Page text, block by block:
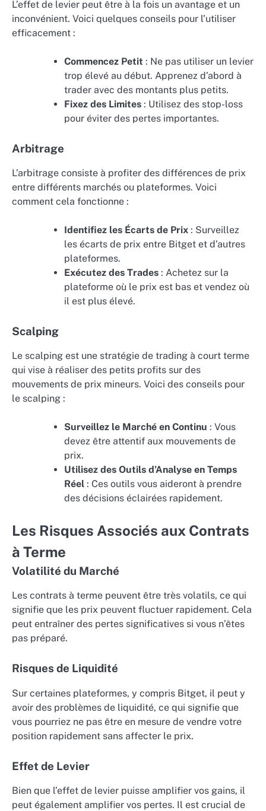
L’effet de levier peut être à la fois un avantage et un
inconvénient. Voici quelques conseils pour l’utiliser
efficacement :
Commencez Petit : Ne pas utiliser un levier
trop élevé au début. Apprenez d’abord à
trader avec des montants plus petits.
Fixez des Limites : Utilisez des stop-loss
pour éviter des pertes importantes.
Arbitrage
L’arbitrage consiste à profiter des différences de prix
entre différents marchés ou plateformes. Voici
comment cela fonctionne :
Identifiez les Écarts de Prix : Surveillez
les écarts de prix entre Bitget et d’autres
plateformes.
Exécutez des Trades : Achetez sur la
plateforme où le prix est bas et vendez où
il est plus élevé.
Scalping
Le scalping est une stratégie de trading à court terme
qui vise à réaliser des petits profits sur des
mouvements de prix mineurs. Voici des conseils pour
le scalping :
Surveillez le Marché en Continu : Vous
devez être attentif aux mouvements de
prix.
Utilisez des Outils d’Analyse en Temps
Réel : Ces outils vous aideront à prendre
des décisions éclairées rapidement.
Les Risques Associés aux Contrats
à Terme
Volatilité du Marché
Les contrats à terme peuvent être très volatils, ce qui
signifie que les prix peuvent fluctuer rapidement. Cela
peut entraîner des pertes significatives si vous n’êtes
pas préparé.
Risques de Liquidité
Sur certaines plateformes, y compris Bitget, il peut y
avoir des problèmes de liquidité, ce qui signifie que
vous pourriez ne pas être en mesure de vendre votre
position rapidement sans affecter le prix.
Effet de Levier
Bien que l’effet de levier puisse amplifier vos gains, il
peut également amplifier vos pertes. Il est crucial de